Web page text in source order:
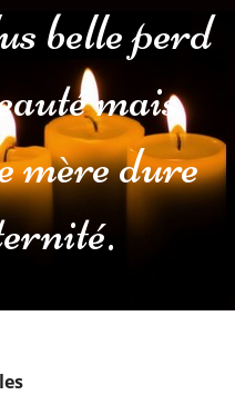
belle perd
mais
mère dure